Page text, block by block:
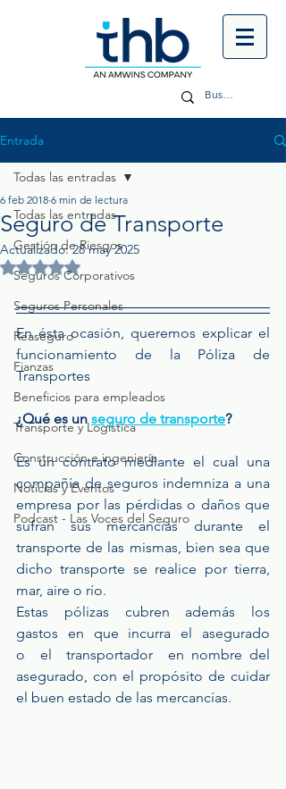
Entrada
Todas las entradas
Gestión de Riesgos
Seguros Corporativos
Seguros Personales
Reaseguro
Fianzas
Beneficios para empleados
Transporte y Logística
Construcción e ingeniería
Noticias y Eventos
Podcast - Las Voces del Seguro
Todas las entradas
Seguro de Transporte
6 feb 2018 6 min de lectura
Actualizado:28 may 2025
Obtuvo NaN de 5 estrellas.
En ésta ocasión, queremos explicar el
funcionamiento de la Póliza de
Transportes
¿Qué es un seguro de transporte?
Es un contrato mediante el cual una
compañía de seguros indemniza a una
empresa por las pérdidas o daños que
sufran sus mercancías durante el
transporte de las mismas, bien sea que
dicho transporte se realice por tierra,
mar, aire o río.
Estas  pólizas  cubren  además  los
gastos  en  que  incurra  el  asegurado
o  el  transportador  en nombre del
asegurado, con el propósito de cuidar
el buen estado de las mercancías.